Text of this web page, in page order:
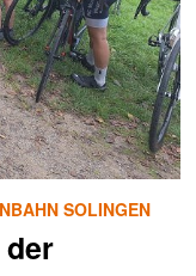
SOLINGEN